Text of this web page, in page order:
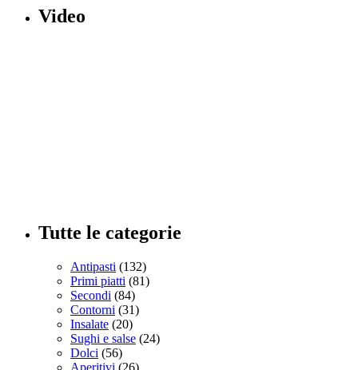
Video
Tutte le categorie
Antipasti (132)
Primi piatti (81)
Secondi (84)
Contorni (31)
Insalate (20)
Sughi e salse (24)
Dolci (56)